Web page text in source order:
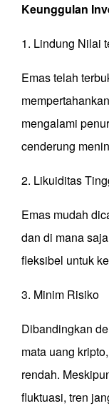
Keunggulan
1. Lindung Nilai
Emas telah
mengalami
cenderung
2. Likuiditas
Emas mudah
dan di mana
fleksibel untuk
3. Minim Risiko
Dibandingkan
mata uang
rendah.
fluktuasi, tren